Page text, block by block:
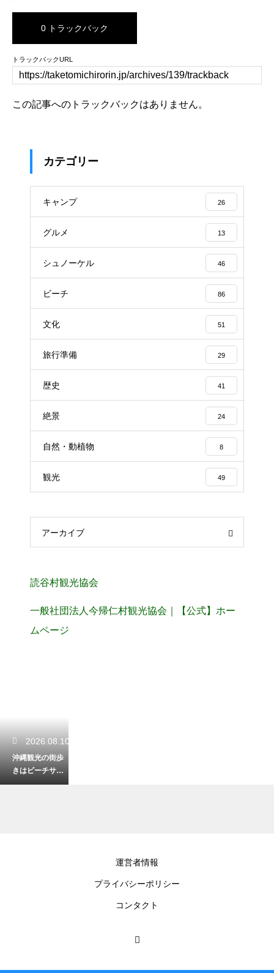
0 トラックバック
トラックバックURL
この記事へのトラックバックはありません。
カテゴリー
キャンプ 26
グルメ 13
シュノーケル 46
ビーチ 86
文化 51
旅行準備 29
歴史 41
絶景 24
自然・動植物 8
観光 49
アーカイブ
読谷村観光協会
一般社団法人今帰仁村観光協会｜【公式】ホー
ムページ
2026.08.10
沖縄観光の街歩
きはビーチサン
ダルだと疲れ
運営者情報
プライバシーポリシー
コンタクト